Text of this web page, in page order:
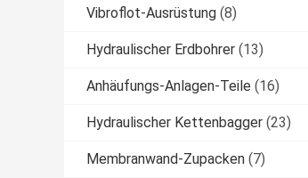
Vibroflot-Ausrüstung (8)
Hydraulischer Erdbohrer (13)
Anhäufungs-Anlagen-Teile (16)
Hydraulischer Kettenbagger (23)
Membranwand-Zupacken (7)